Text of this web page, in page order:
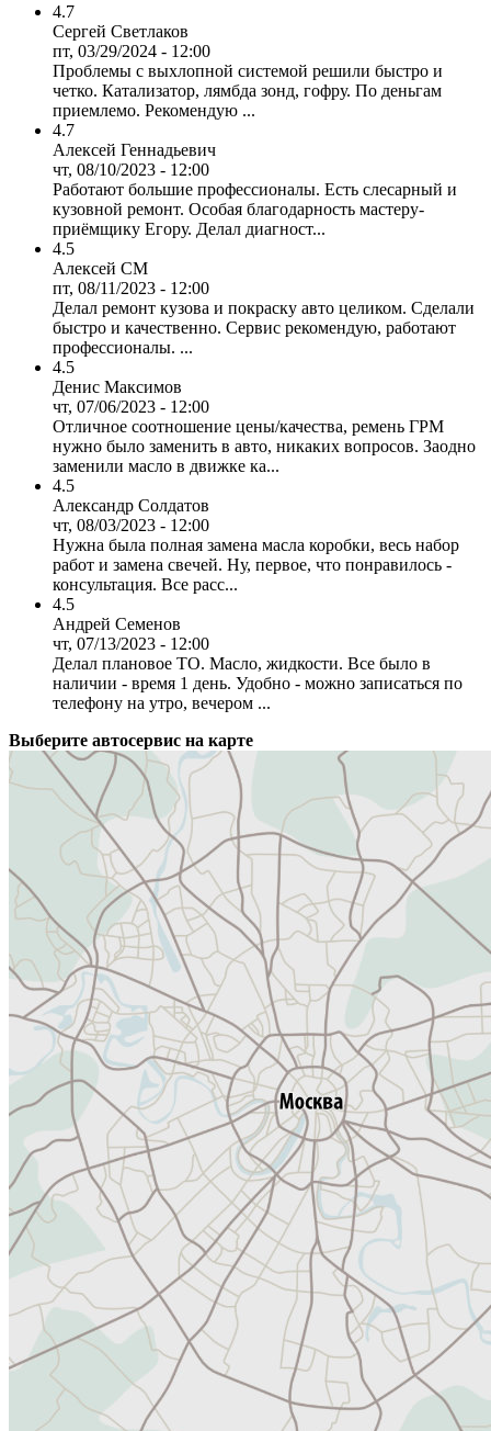
4.7
Сергей Светлаков
пт, 03/29/2024 - 12:00
Проблемы с выхлопной системой решили быстро и
четко. Катализатор, лямбда зонд, гофру. По деньгам
приемлемо. Рекомендую ...
4.7
Алексей Геннадьевич
чт, 08/10/2023 - 12:00
Работают большие профессионалы. Есть слесарный и
кузовной ремонт. Особая благодарность мастеру-
приёмщику Егору. Делал диагност...
4.5
Алексей СМ
пт, 08/11/2023 - 12:00
Делал ремонт кузова и покраску авто целиком. Сделали
быстро и качественно. Сервис рекомендую, работают
профессионалы. ...
4.5
Денис Максимов
чт, 07/06/2023 - 12:00
Отличное соотношение цены/качества, ремень ГРМ
нужно было заменить в авто, никаких вопросов. Заодно
заменили масло в движке ка...
4.5
Александр Солдатов
чт, 08/03/2023 - 12:00
Нужна была полная замена масла коробки, весь набор
работ и замена свечей. Ну, первое, что понравилось -
консультация. Все расс...
4.5
Андрей Семенов
чт, 07/13/2023 - 12:00
Делал плановое ТО. Масло, жидкости. Все было в
наличии - время 1 день. Удобно - можно записаться по
телефону на утро, вечером ...
Выберите автосервис на карте